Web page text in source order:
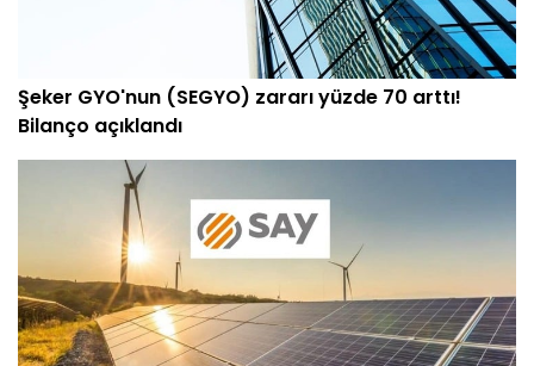
Şeker GYO'nun (SEGYO) zararı yüzde 70 arttı!
Bilanço açıklandı